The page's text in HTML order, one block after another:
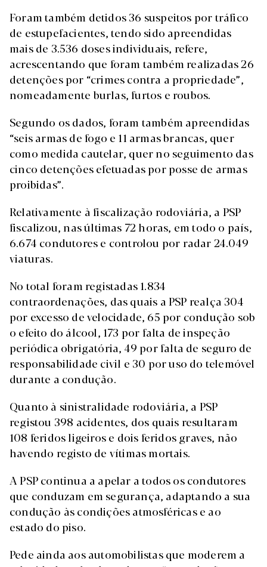
Foram também detidos 36 suspeitos por tráfico
de estupefacientes, tendo sido apreendidas
mais de 3.536 doses individuais, refere,
acrescentando que foram também realizadas 26
detenções por “crimes contra a propriedade”,
nomeadamente burlas, furtos e roubos.
Segundo os dados, foram também apreendidas
“seis armas de fogo e 11 armas brancas, quer
como medida cautelar, quer no seguimento das
cinco detenções efetuadas por posse de armas
proibidas”.
Relativamente à fiscalização rodoviária, a PSP
fiscalizou, nas últimas 72 horas, em todo o país,
6.674 condutores e controlou por radar 24.049
viaturas.
No total foram registadas 1.834
contraordenações, das quais a PSP realça 304
por excesso de velocidade, 65 por condução sob
o efeito do álcool, 173 por falta de inspeção
periódica obrigatória, 49 por falta de seguro de
responsabilidade civil e 30 por uso do telemóvel
durante a condução.
Quanto à sinistralidade rodoviária, a PSP
registou 398 acidentes, dos quais resultaram
108 feridos ligeiros e dois feridos graves, não
havendo registo de vítimas mortais.
A PSP continua a apelar a todos os condutores
que conduzam em segurança, adaptando a sua
condução às condições atmosféricas e ao
estado do piso.
Pede ainda aos automobilistas que moderem a